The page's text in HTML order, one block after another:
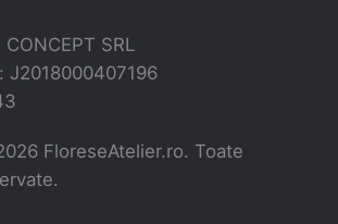
CONCEPT SRL
J2018000407196
FloreseAtelier.ro. Toate